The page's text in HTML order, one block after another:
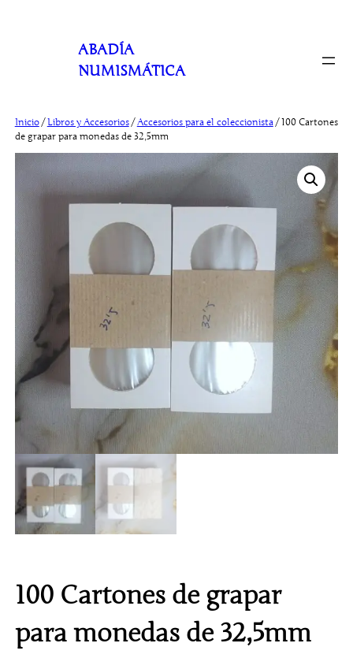
ABADÍA
NUMISMÁTICA
Inicio/Libros y Accesorios/Accesorios para el coleccionista/ 100 Cartones
de grapar para monedas de 32,5mm
100 Cartones de grapar
para monedas de 32,5mm